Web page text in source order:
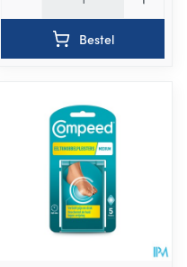
Bestel